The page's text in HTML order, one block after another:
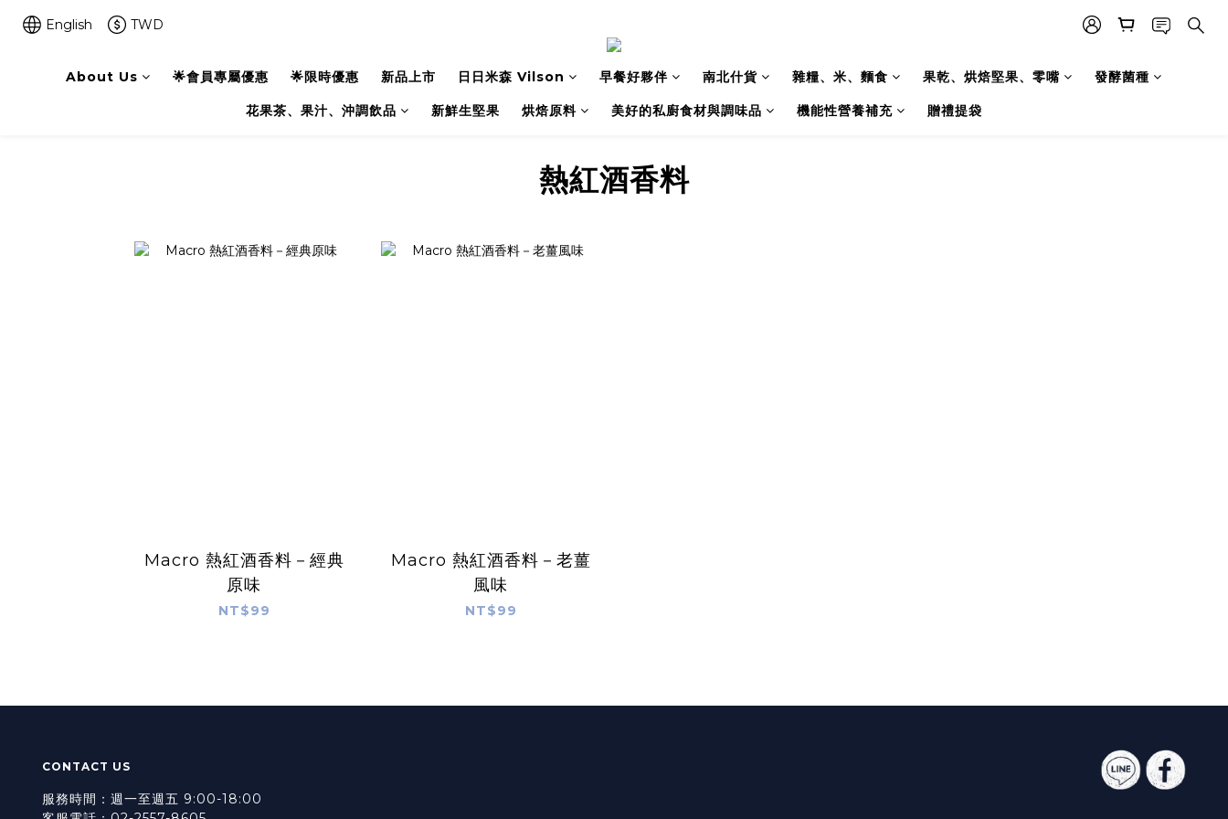
English TWD
About Us 🌟會員專屬優惠 🌟限時優惠 新品上市 日日米森 Vilson 早餐好夥伴 南北什貨 雜糧、米、麵食 果乾、烘焙堅果、零嘴 發酵菌種
花果茶、果汁、沖調飲品 新鮮生堅果 烘焙原料 美好的私廚食材與調味品 機能性營養補充 贈禮提袋
熱紅酒香料
Macro 熱紅酒香料－經典
原味
NT$99
Macro 熱紅酒香料－老薑
風味
NT$99
CONTACT US
服務時間：週一至週五 9:00-18:00